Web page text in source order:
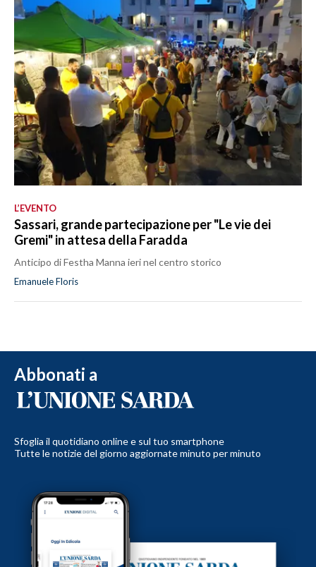
L’EVENTO
Sassari, grande partecipazione per "Le vie dei
Gremi" in attesa della Faradda
Anticipo di Festha Manna ieri nel centro storico
Emanuele Floris
Abbonati a
Sfoglia il quotidiano online e sul tuo smartphone
Tutte le notizie del giorno aggiornate minuto per minuto